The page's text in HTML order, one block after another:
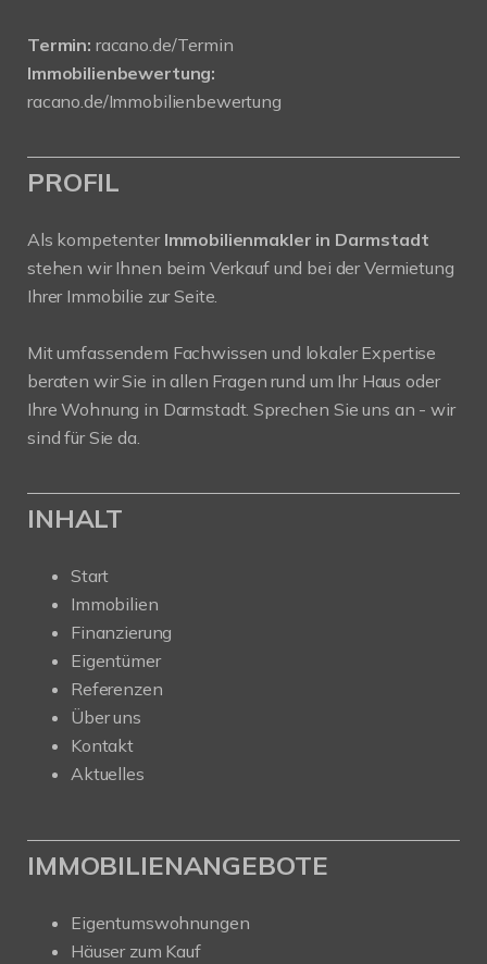
Termin: racano.de/Termin
Immobilienbewertung:
racano.de/Immobilienbewertung
PROFIL
Als kompetenter Immobilienmakler in Darmstadt
stehen wir Ihnen beim Verkauf und bei der Vermietung
Ihrer Immobilie zur Seite.
Mit umfassendem Fachwissen und lokaler Expertise
beraten wir Sie in allen Fragen rund um Ihr Haus oder
Ihre Wohnung in Darmstadt. Sprechen Sie uns an - wir
sind für Sie da.
INHALT
Start
Immobilien
Finanzierung
Eigentümer
Referenzen
Über uns
Kontakt
Aktuelles
IMMOBILIENANGEBOTE
Eigentumswohnungen
Häuser zum Kauf